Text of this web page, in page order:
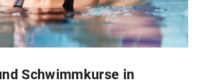
Schwimmkurse in